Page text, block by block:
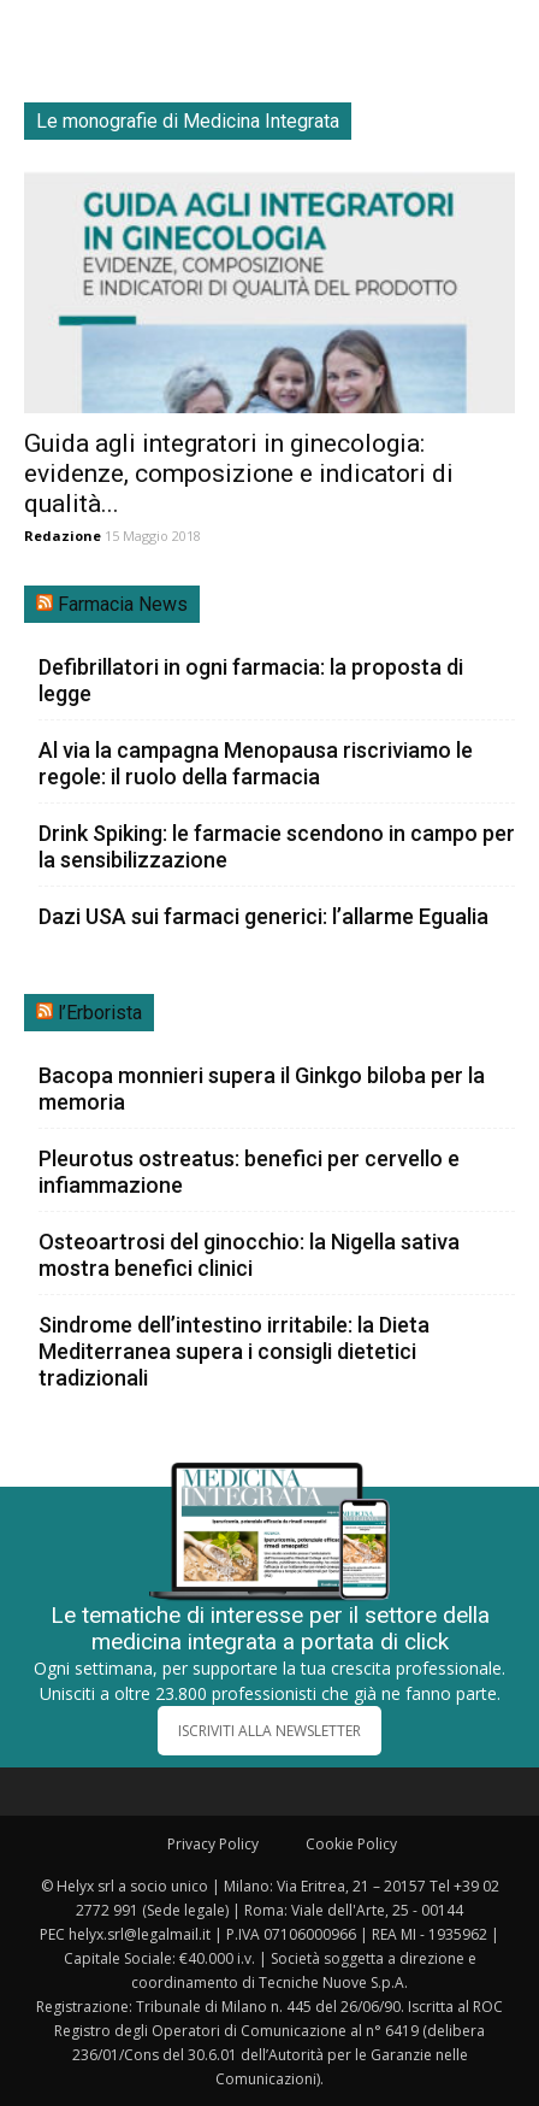
Le monografie di Medicina Integrata
Guida agli integratori in ginecologia:
evidenze, composizione e indicatori di
qualità...
Redazione 15 Maggio 2018
Farmacia News
Defibrillatori in ogni farmacia: la proposta di
legge
Al via la campagna Menopausa riscriviamo le
regole: il ruolo della farmacia
Drink Spiking: le farmacie scendono in campo per
la sensibilizzazione
Dazi USA sui farmaci generici: l’allarme Egualia
l’Erborista
Bacopa monnieri supera il Ginkgo biloba per la
memoria
Pleurotus ostreatus: benefici per cervello e
infiammazione
Osteoartrosi del ginocchio: la Nigella sativa
mostra benefici clinici
Sindrome dell’intestino irritabile: la Dieta
Mediterranea supera i consigli dietetici
tradizionali
Le tematiche di interesse per il settore della
medicina integrata a portata di click
Ogni settimana, per supportare la tua crescita professionale.
Unisciti a oltre 23.800 professionisti che già ne fanno parte.
ISCRIVITI ALLA NEWSLETTER
Privacy Policy Cookie Policy
© Helyx srl a socio unico | Milano: Via Eritrea, 21 – 20157 Tel +39 02
2772 991 (Sede legale) | Roma: Viale dell'Arte, 25 - 00144
PEC helyx.srl@legalmail.it | P.IVA 07106000966 | REA MI - 1935962 |
Capitale Sociale: €40.000 i.v. | Società soggetta a direzione e
coordinamento di Tecniche Nuove S.p.A.
Registrazione: Tribunale di Milano n. 445 del 26/06/90. Iscritta al ROC
Registro degli Operatori di Comunicazione al n° 6419 (delibera
236/01/Cons del 30.6.01 dell’Autorità per le Garanzie nelle
Comunicazioni).